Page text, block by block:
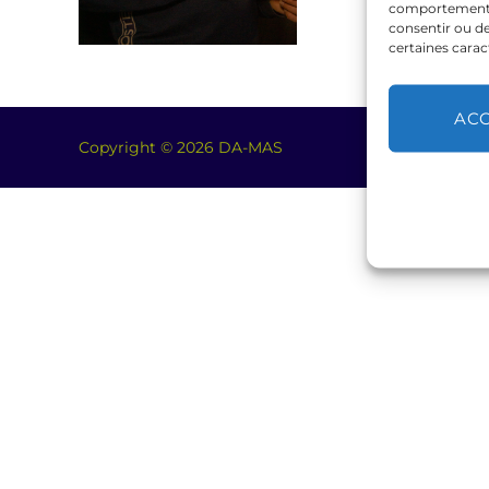
comportement
consentir ou
certaines
Copyright © 2026 DA-MAS